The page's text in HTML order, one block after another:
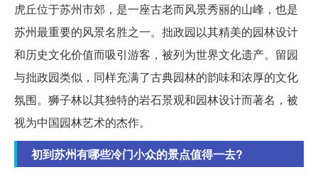
虎丘位于苏州市郊，是一座古老而风景秀丽的山峰，也是
苏州最重要的风景名胜之一。拙政园以其精美的园林设计
和历史文化价值而吸引游客，被列为世界文化遗产。留园
与拙政园类似，同样充满了古典园林的韵味和浓厚的文化
氛围。狮子林以其独特的岩石景观和园林设计而著名，被
视为中国园林艺术的杰作。
初到苏州有哪些冷门小众的景点值得一去?